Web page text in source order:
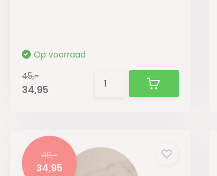
Op voorraad
45,-
34,95
45,-
34,95